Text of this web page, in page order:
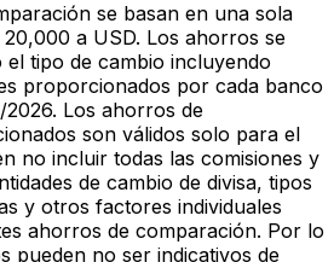
se basan en una sola
a USD. Los ahorros se
tipo de cambio incluyendo
proporcionados por cada banco
Los ahorros de
son válidos solo para el
no incluir todas las comisiones y
de cambio de divisa, tipos
y otros factores individuales
ahorros de comparación. Por lo
pueden no ser indicativos de